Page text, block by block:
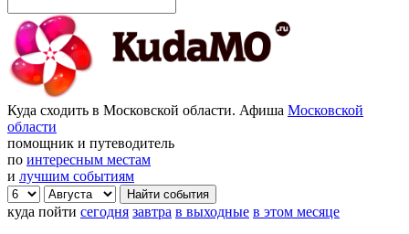
Куда сходить в Московской области. Афиша Московской
области
помощник и путеводитель
по интересным местам
и лучшим событиям
куда пойти сегодня завтра в выходные в этом месяце